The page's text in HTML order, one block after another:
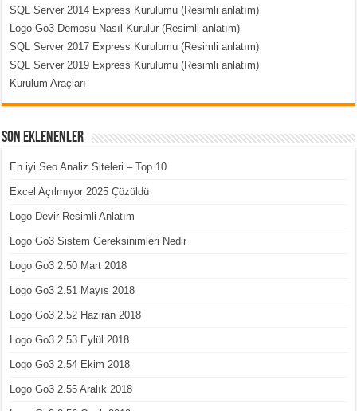
SQL Server 2014 Express Kurulumu (Resimli anlatım)
Logo Go3 Demosu Nasıl Kurulur (Resimli anlatım)
SQL Server 2017 Express Kurulumu (Resimli anlatım)
SQL Server 2019 Express Kurulumu (Resimli anlatım)
Kurulum Araçları
Son Eklenenler
En iyi Seo Analiz Siteleri – Top 10
Excel Açılmıyor 2025 Çözüldü
Logo Devir Resimli Anlatım
Logo Go3 Sistem Gereksinimleri Nedir
Logo Go3 2.50 Mart 2018
Logo Go3 2.51 Mayıs 2018
Logo Go3 2.52 Haziran 2018
Logo Go3 2.53 Eylül 2018
Logo Go3 2.54 Ekim 2018
Logo Go3 2.55 Aralık 2018